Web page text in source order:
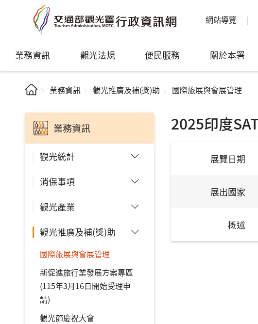
網站導覽
業務資訊 觀光法規 便民服務 關於本署
業務資訊 觀光推廣及補(獎)助 國際旅展與會展管理
業務資訊
觀光統計
消保事項
觀光產業
觀光推廣及補(獎)助
國際旅展與會展管理
新促進旅行業發展方案專區
(115年3月16日開始受理申
請)
觀光節慶祝大會
2025印度
展覽日期
展出國家
概述